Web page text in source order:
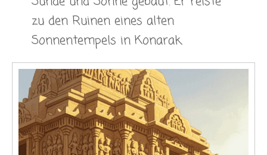
zu den Ruinen eines alten
Sonnentempels in Konarak.